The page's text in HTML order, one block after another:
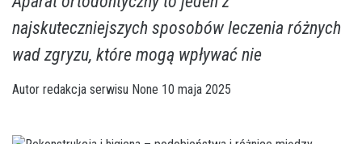
najskuteczniejszych sposobów leczenia różnych
wad zgryzu, które mogą wpływać nie
Autor redakcja serwisu None 10 maja 2025